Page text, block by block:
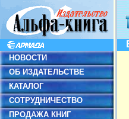
НОВОСТИ
ОБ ИЗДАТЕЛЬСТВЕ
КАТАЛОГ
СОТРУДНИЧЕСТВО
ПРОДАЖА КНИГ